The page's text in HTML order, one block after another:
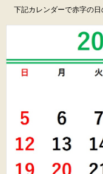
下記カレンダーで赤字の日